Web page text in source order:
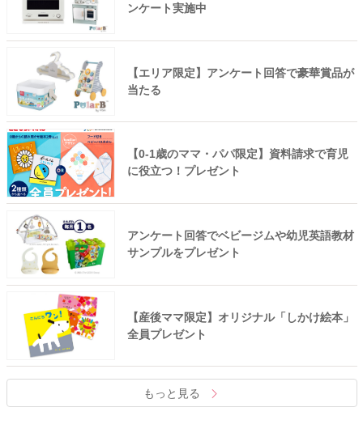
ンケート実施中
【エリア限定】アンケート回答で豪華賞品が
当たる
【0-1歳のママ・パパ限定】資料請求で育児
に役立つ！プレゼント
アンケート回答でベビージムや幼児英語教材
サンプルをプレゼント
【産後ママ限定】オリジナル「しかけ絵本」
全員プレゼント
もっと見る